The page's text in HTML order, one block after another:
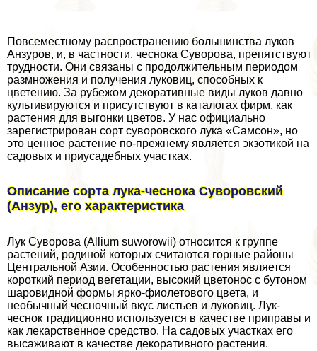
Повсеместному распространению большинства луков
Анзуров, и, в частности, чеснока Суворова, препятствуют
трудности. Они связаны с продолжительным периодом
размножения и получения луковиц, способных к
цветению. За рубежом декоративные виды луков давно
культивируются и присутствуют в каталогах фирм, как
растения для выгонки цветов. У нас официально
зарегистрирован сорт суворовского лука «Самсон», но
это ценное растение по-прежнему является экзотикой на
садовых и приусадебных участках.
Описание сорта лука-чеснока Суворовский
(Анзур), его хаpaктеристика
Лук Суворова (Allium suworowii) относится к группе
растений, родиной которых считаются горные районы
Центральной Азии. Особенностью растения является
короткий период вегетации, высокий цветонос с бутоном
шаровидной формы ярко-фиолетового цвета, и
необычный чесночный вкус листьев и луковиц. Лук-
чеснок традиционно используется в качестве приправы и
как лекарственное средство. На садовых участках его
высаживают в качестве декоративного растения.